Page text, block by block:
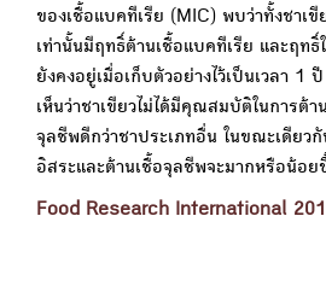
ของเชื้อแบคทีเรีย (MIC) พบว่าทั้งชาเขี
เท่านั้นมีฤทธิ์ต้านเชื้อแบคทีเรีย และฤทธิ์
ยังคงอยู่เมื่อเก็บตัวอย่างไว้เป็นเวลา 1
เห็นว่าชาเขียวไม่ได้มีคุณสมบัติในการต้
จุลชีพดีกว่าชาประเภทอื่น ในขณะเดียว
อิสระและต้านเชื้อจุลชีพจะมากหรือน้อ
Food Research International